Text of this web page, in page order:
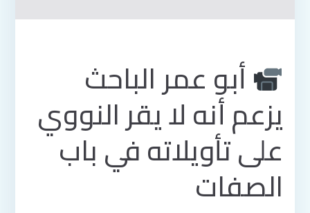
أبو عمر الباحث
يزعم أنه لا يقر النووي
على تأويلاته في باب
الصفات